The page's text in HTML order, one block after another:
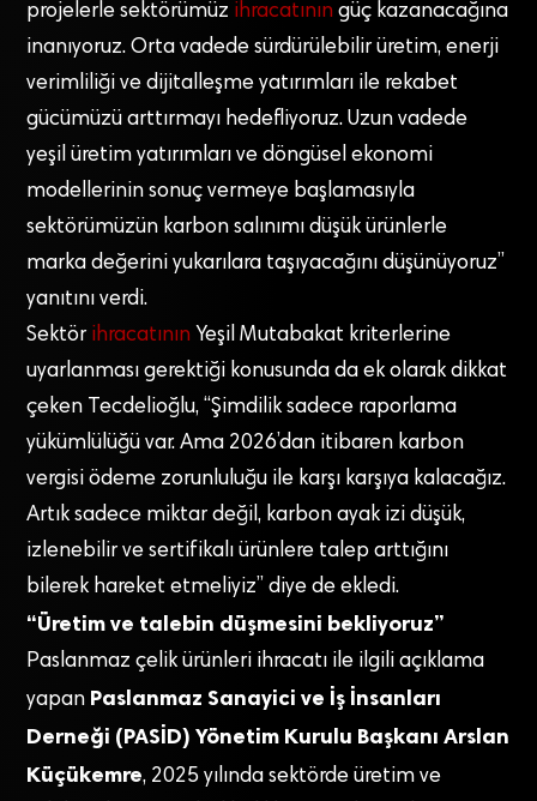
projelerle sektörümüz ihracatının güç kazanacağına
inanıyoruz. Orta vadede sürdürülebilir üretim, enerji
verimliliği ve dijitalleşme yatırımları ile rekabet
gücümüzü arttırmayı hedefliyoruz. Uzun vadede
yeşil üretim yatırımları ve döngüsel ekonomi
modellerinin sonuç vermeye başlamasıyla
sektörümüzün karbon salınımı düşük ürünlerle
marka değerini yukarılara taşıyacağını düşünüyoruz”
yanıtını verdi.
Sektör ihracatının Yeşil Mutabakat kriterlerine
uyarlanması gerektiği konusunda da ek olarak dikkat
çeken Tecdelioğlu, “Şimdilik sadece raporlama
yükümlülüğü var. Ama 2026’dan itibaren karbon
vergisi ödeme zorunluluğu ile karşı karşıya kalacağız.
Artık sadece miktar değil, karbon ayak izi düşük,
izlenebilir ve sertifikalı ürünlere talep arttığını
bilerek hareket etmeliyiz” diye de ekledi.
“Üretim ve talebin düşmesini bekliyoruz”
Paslanmaz çelik ürünleri ihracatı ile ilgili açıklama
yapan Paslanmaz Sanayici ve İş İnsanları
Derneği (PASİD) Yönetim Kurulu Başkanı Arslan
Küçükemre, 2025 yılında sektörde üretim ve